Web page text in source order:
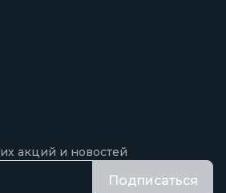
акций и новостей
Подписаться